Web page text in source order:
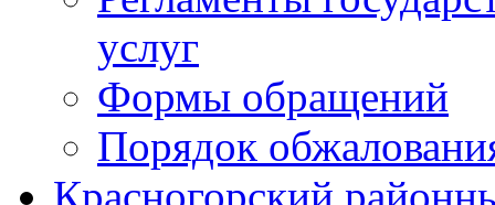
услуг
Формы обращений
Порядок
Красногорский